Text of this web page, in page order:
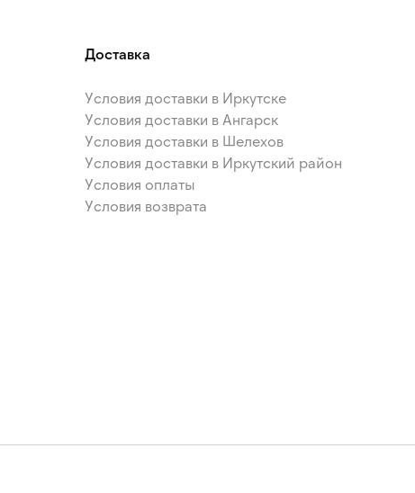
Доставка
Условия доставки в Иркутске
Условия доставки в Ангарск
Условия доставки в Шелехов
Условия доставки в Иркутский район
Условия оплаты
Условия возврата